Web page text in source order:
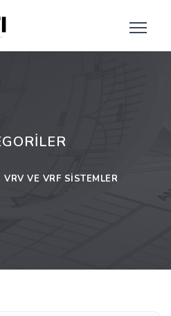
VRV VE VRF SISTEMLER